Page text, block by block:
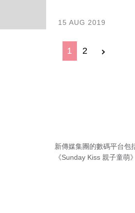
15 AUG 2019
1 2
新傳媒集團的數碼平台包
《Sunday Kiss 親子童萌》